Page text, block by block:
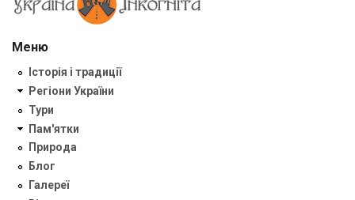
Меню
Історія і традиції
Регіони України
Тури
Пам'ятки
Природа
Блог
Галереї